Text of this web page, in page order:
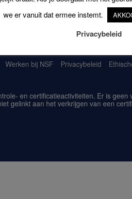
Werken bij NSF Privacybeleid
en certificatieactiviteiten. Er is
gelinkt aan het verkrijgen van een
we er vanuit dat ermee instemt.
Privacybeleid